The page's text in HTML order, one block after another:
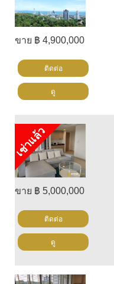
ขาย ฿ 4,900,000
ติดต่อ
ดู
เช่าแล้ว
ขาย ฿ 5,000,000
ติดต่อ
ดู